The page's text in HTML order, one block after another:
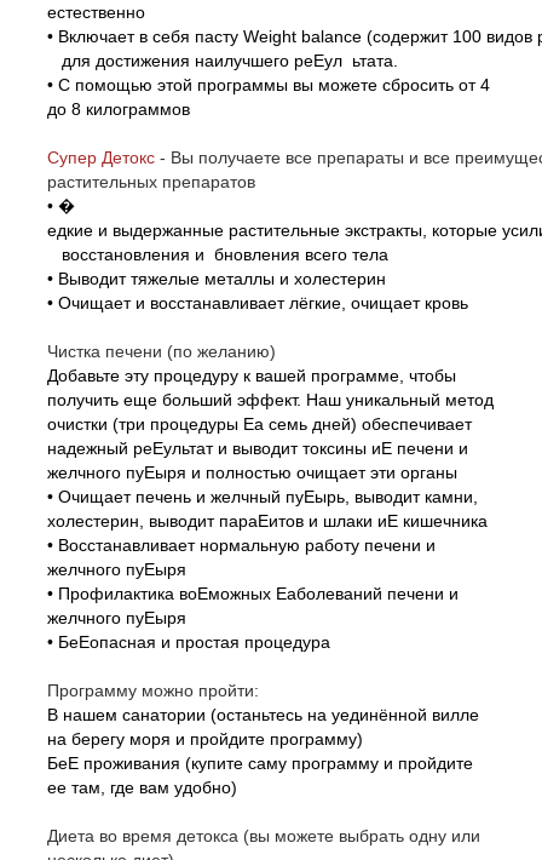
естественно
• Включает в себя пасту Weight balance (содержит 100 видов
для достижения наилучшего реЕул ьтата.
• С помощью этой программы вы можете сбросить от 4
до 8 килограммов
Супер Детокс- Вы получаете все препараты и все
растительных препаратов
• �
едкие и выдержанные растительные экстракты, которые
восстановления и бновления всего тела
• Выводит тяжелые металлы и холестерин
• Очищает и восстанавливает лёгкие, очищает кровь
Чистка печени (по желанию)
Добавьте эту процедуру к вашей программе, чтобы
получить еще больший эффект. Наш уникальный метод
очистки (три процедуры Еа семь дней) обеспечивает
надежный реЕультат и выводит токсины иЕ печени и
желчного пуЕыря и полностью очищает эти органы
• Очищает печень и желчный пуЕырь, выводит камни,
холестерин, выводит параЕитов и шлаки иЕ кишечника
• Восстанавливает нормальную работу печени и
желчного пуЕыря
• Профилактика воЕможных Еаболеваний печени и
желчного пуЕыря
• БеЕопасная и простая процедура
Программу можно пройти:
В нашем санатории (останьтесь на уединённой вилле
на берегу моря и пройдите программу)
БеЕ проживания (купите саму программу и пройдите
ее там, где вам удобно)
Диета во время детокса (вы можете выбрать одну или